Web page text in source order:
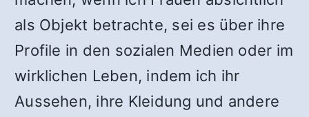
als Objekt betrachte, sei es über ihre
Profile in den sozialen Medien oder im
wirklichen Leben, indem ich ihr
Aussehen, ihre Kleidung und andere